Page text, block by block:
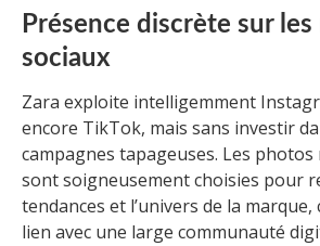
Présence discrète sur les
sociaux
Zara exploite intelligemment
encore TikTok, mais sans investir
campagnes tapageuses. Les photos
sont soigneusement choisies pour
tendances et l’univers de la
lien avec une large communauté